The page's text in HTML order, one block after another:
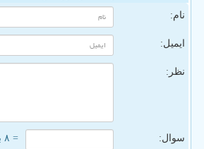
نام:
ایمیل:
نظر:
سوال: = ۸ بعلاوه ۱